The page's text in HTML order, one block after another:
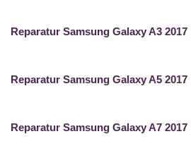
Reparatur Samsung Galaxy A3 2017
Reparatur Samsung Galaxy A5 2017
Reparatur Samsung Galaxy A7 2017